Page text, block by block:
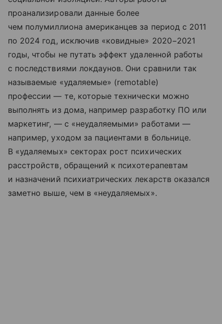
проанализировали данные более
чем полумиллиона американцев за период с 2011
по 2024 год, исключив «ковидные» 2020−2021
годы, чтобы не путать эффект удаленной работы
с последствиями локдаунов. Они сравнили так
называемые «удаляемые» (remotable)
профессии — те, которые технически можно
выполнять из дома, например разработку ПО или
маркетинг, — с «неудаляемыми» работами —
например, уходом за пациентами в больнице.
В «удаляемых» секторах рост психических
расстройств, обращений к психотерапевтам
и назначений психиатрических лекарств оказался
заметно выше, чем в «неудаляемых».